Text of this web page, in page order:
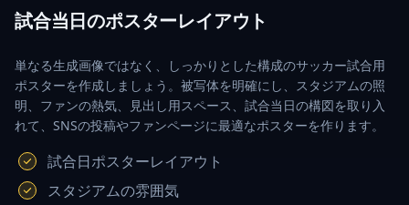
試合当日のポスターレイアウト
単なる生成画像ではなく、しっかりとした構成のサッカー試合用
ポスターを作成しましょう。被写体を明確にし、スタジアムの照
明、ファンの熱気、見出し用スペース、試合当日の構図を取り入
れて、SNSの投稿やファンページに最適なポスターを作ります。
試合日ポスターレイアウト
スタジアムの雰囲気